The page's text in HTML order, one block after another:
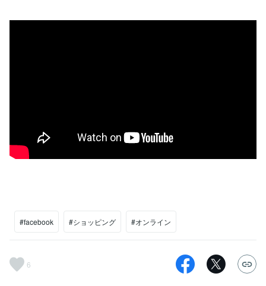
#facebook #ショッピング #オンライン
6